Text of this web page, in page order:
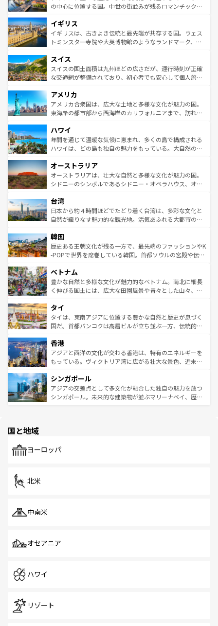
ンテンツ一覧を参照してほしい。
から魅了する。また、フランスは美食の国としても知ら
いる。シャンパンの発祥地であるランス、プロヴァンスの
香り高いラベンダー畑など、多彩な楽しみ方が可能だ。さ
らに、パリ以外の地域にも魅力が溢れており、どの街角に
れる地方に足を運ぶとそれぞれで全く異なる文化を体験で
きるだろう。 なお、新着のフランス情報はコンテンツ一覧
を参照してほしい。
の中心に位置する国。中世の街並みが残るロマンチック街
顔を持つこの国は、どこを歩いても飽きることがない。ベ
ルリンの文化的活気、バイエルン州のアルプスの絶景、そ
してライン川沿いのワイン畑といった風景は必見。ビール
は、お酒好きな人にはぜひ体験してほしい。 なお、新着の
ドイツ情報はコンテンツ一覧を参照してほしい。
イギリス
イギリスは、古きよき伝統と最先端が共存する国。ウェス
トミンスター寺院や大英博物館のようなランドマーク、歴
リアごとに異なる魅力がある。また、優雅なアフタヌーン
ティー、ビール好きにはたまらない英国パブ、サッカー観
戦など、本場だからこそできる体験も豊富。イギリスを旅
ンツ一覧を参照してほしい。
スイス
スイスの国土面積は九州ほどの広さだが、運行時刻が正確
な交通網が整備されており、初心者でも安心して個人旅行
の建物がそのまま残る町や、スイスならではのユニークな
博物館もあり、アルプス観光だけでなく町歩きも満喫する
ことができる。国民の所得が高いため物価も高いが、旅行
ば市内交通費無料で観光を楽しむこともできる。 なお、新
着のスイス情報はコンテンツ一覧 を参照してほしい。
アメリカ
アメリカ合衆国は、広大な土地と多様な文化が魅力の国。
東海岸の都市部から西海岸のカリフォルニアまで、訪れる
のような巨大都市は、観光、ショッピング、エンターテイ
ンメントが詰まった刺激的なスポットだ。一方、アメリカ
西部には大自然が広がり、グランドキャニオンやイエロー
部のニューオーリンズでは、音楽と美食が融合した独特の
文化が魅力。旅行者はアメリカの各地域で異なる魅力を楽
しみながら、その多様性と豊かな歴史を感じることができ
ならではの贅沢な旅のスタイルだ。 なお、新着のアメリカ
情報はコンテンツ一覧を参照してほしい。
ハワイ
年間を通じて温暖な気候に恵まれ、多くの島で構成される
ハワイは、どの島も独自の魅力をもっている。大自然の神
ワイ島は見逃せない。また、定番の観光地といえばオアフ
島だが、静かな自然を求めるならマウイ島やカウアイ島が
おすすめ。エメラルドグリーンに輝く海をはじめ、豊かな
れるおもてなしの心で訪れる人々を迎えてくれるハワイの
人々、おいしいローカルフードやハワイアンミュージッ
ク、伝統的なフラダンスなど、すべてがハワイの魅力を彩
ワイを、存分に味わってほしい。 なお、新着のハワイ情報
はコンテンツ一覧を参照してほしい。
オーストラリア
オーストラリアは、壮大な自然と多様な文化が魅力の国。
シドニーのシンボルであるシドニー・オペラハウス、オー
リアリーフや大陸中央部にそびえるウルル（エアーズロッ
ク）、タスマニアの美しい原生林やケアンズの熱帯雨林な
ど、見どころがたくさん。また、カフェやワイン、オージ
いる。アクティビティも充実しており、サーフィンやダイ
ビング、ハイキングなど、アウトドア好きにはたまらな
い。オーストラリアの多彩な魅力を存分に味わいつくそ
参照してほしい。
台湾
日本から約４時間ほどでたどり着く台湾は、多彩な文化と
自然が織りなす魅力的な観光地。活気あふれる大都市の台
ン）、静ひつな山岳地帯である台湾東部など、都市の喧騒
と山間の静けさが共存しており、訪れる人に新しい発見と
驚きをもたらしてくれる。また、奥深い台湾の食文化も魅
容にもいいと評判のスイーツなど、バラエティ豊かな料理
が味わえる。 なお、新着の台湾情報は コンテンツ一覧を参
照してほしい。
韓国
歴史ある王朝文化が残る一方で、最先端のファッションやK
-POPで世界を席巻している韓国。首都ソウルの宮殿や伝統
き、地方に足を延ばせば四季折々の自然美を楽しむことが
できる。そして、キムチや焼肉、絶品のストリートフード
まで、さまざまな韓国料理が待っている。夜には、韓国な
リティに包まれながら、韓国の多彩な魅力を心ゆくまで味
わってみてほしい。 なお、新着の韓国情報はコンテンツ一
覧を参照してほしい。
ベトナム
豊かな自然と多様な文化が魅力的なベトナム。南北に細長
く伸びる国土には、広大な田園風景や青々とした山々、世
急速な発展と共に伝統が息づく。ハノイの古い町並みやホ
ーチミン市のフランス統治時代の建物も、独特の雰囲気を
醸し出している。また、バラエティの豊かさとおいしさで
とつ。フォーやバインミー、ベトナムコーヒーなどは、ぜ
ひ現地で味わいたい。どの地域を訪れてもあたたかい人々
が旅行者を迎えてくれるので、きっと忘れられない旅にな
参照してほしい。
タイ
タイは、東南アジアに位置する豊かな自然と歴史が息づく
国だ。首都バンコクは高層ビルが立ち並ぶ一方、伝統的な
の活気が交差している。北部ではチェンマイなどの山岳地
帯で自然と触れ合い、南部ではプーケットやクラビの美し
いビーチでリゾート気分を楽しむことができる。タイ料理
激する。気候は一年中温暖で、どの季節にも異なる楽しみ
が待っている。親しみやすいタイの人々、仏教を中心とし
た文化、そして多様な観光資源が、訪れる旅人を魅了し続
香港
アジアと西洋の文化が交わる香港は、特有のエネルギーを
もっている。ヴィクトリア湾に広がる壮大な景色、近未来
み、どこを訪れても感動するはず。観光スポットが密集し
ており、効率よく見どころを回れるのも魅力。息をのむよ
うな絶景から文化的な体験まで、香港を存分に楽しみ尽く
シンガポール
アジアの交差点として多文化が融合した独自の魅力を放つ
シンガポール。未来的な建築物が並ぶマリーナベイ、歴史
で、ホーカーズは地元の風情を楽しめる外せないスポット
国と地域
ヨーロッパ
北米
中南米
オセアニア
ハワイ
リゾート